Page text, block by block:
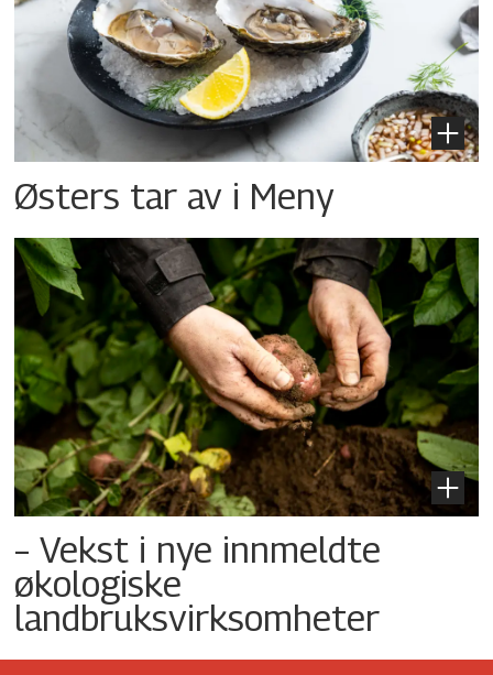
Østers tar av i Meny
– Vekst i nye innmeldte
økologiske
landbruksvirksomheter